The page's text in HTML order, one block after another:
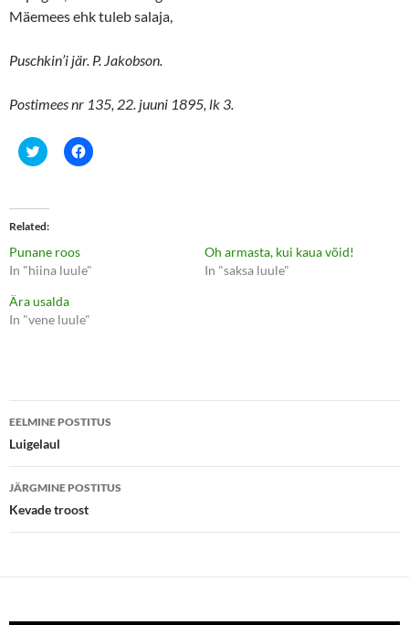
Mäemees ehk tuleb salaja,
Puschkin’i jär. P. Jakobson.
Postimees nr 135, 22. juuni 1895, lk 3.
C
l
t
o
s
a
r
e
n
T
w
(
p
n
i
n
n
e
w
w
o
C
l
r
e
F
k
O
s
i
n
n
e
w
d
Related
Punane roos
In "hiina luule"
Oh armasta, kui kaua võid!
In "saksa luule"
Ära usalda
In "vene luule"
Postituste
töölaud
EELMINE POSTITUS
Luigelaul
JÄRGMINE POSTITUS
Kevade troost